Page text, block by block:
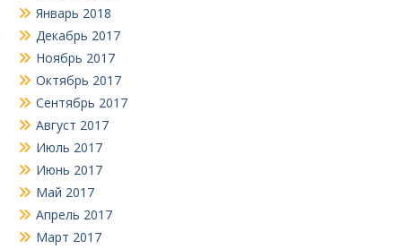
Январь 2018
Декабрь 2017
Ноябрь 2017
Октябрь 2017
Сентябрь 2017
Август 2017
Июль 2017
Июнь 2017
Май 2017
Апрель 2017
Март 2017